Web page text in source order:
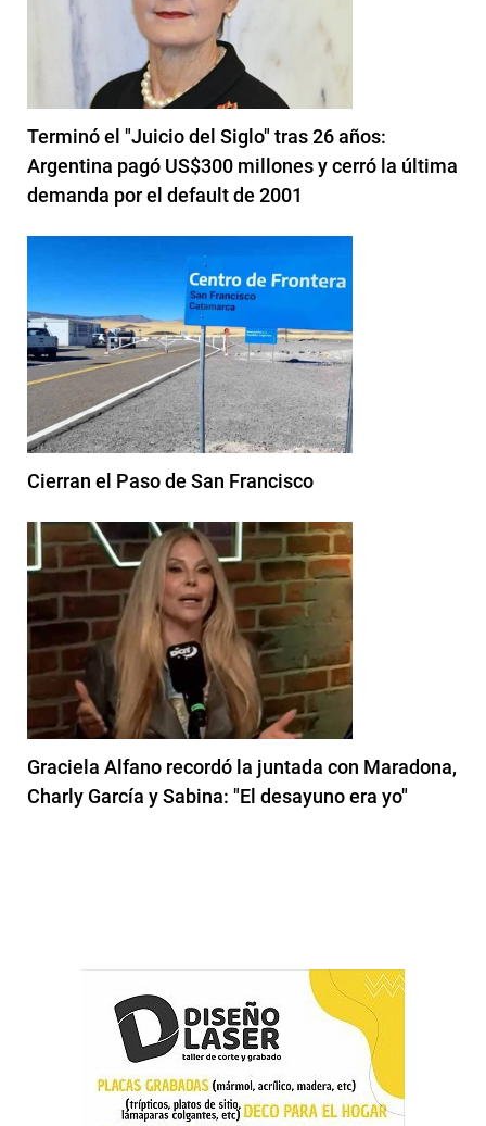
Terminó el "Juicio del Siglo" tras 26 años:
Argentina pagó US$300 millones y cerró la última
demanda por el default de 2001
Cierran el Paso de San Francisco
Graciela Alfano recordó la juntada con Maradona,
Charly García y Sabina: "El desayuno era yo"